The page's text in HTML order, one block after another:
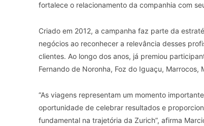
fortalece o relacionamento da companhia com
Criado em 2012, a campanha faz parte da
negócios ao reconhecer a relevância desses
clientes. Ao longo dos anos, já premiou
Fernando de Noronha, Foz do Iguaçu, Marrocos,
“As viagens representam um momento
oportunidade de celebrar resultados e
fundamental na trajetória da Zurich”, afirma